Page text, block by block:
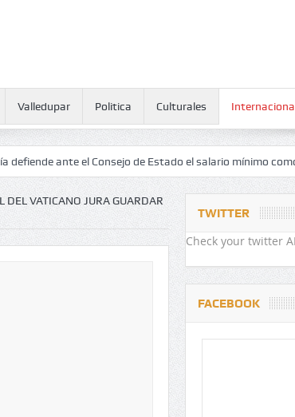
Valledupar Politica Culturales
el Consejo de Estado el salario mínimo como derecho
DEL VATICANO JURA GUARDAR
TWITTER
Check your twitter
FACEBOOK